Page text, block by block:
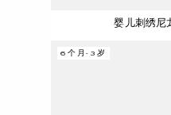
婴儿刺绣尼
6个月-3岁